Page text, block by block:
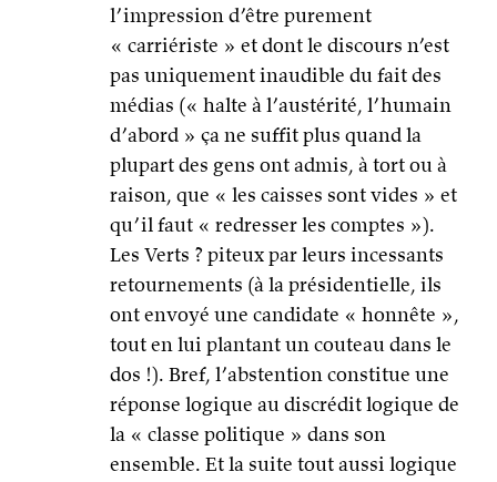
raison, que « les caisses sont vides » et
qu’il faut « redresser les comptes »).
Les Verts ? piteux par leurs incessants
retournements (à la présidentielle, ils
ont envoyé une candidate « honnête »,
tout en lui plantant un couteau dans le
dos !). Bref, l’abstention constitue une
réponse logique au discrédit logique de
la « classe politique » dans son
ensemble. Et la suite tout aussi logique
de la baffe infligée au PS lors des
municipales.
Christophe Thill sur Facebook 27 mai 2014 à 12h20
Comme disait à peu de choses près Paul